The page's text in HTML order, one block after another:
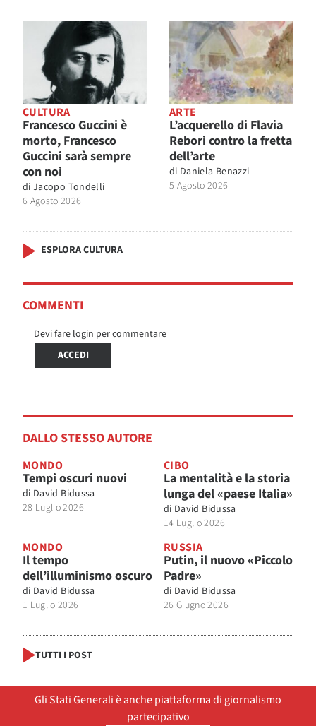
CULTURA
Francesco Guccini è
morto, Francesco
Guccini sarà sempre
con noi
di Jacopo Tondelli
6 Agosto 2026
ARTE
L’acquerello di Flavia
Rebori contro la fretta
dell’arte
di Daniela Benazzi
5 Agosto 2026
ESPLORA CULTURA
COMMENTI
Devi fare login per commentare
ACCEDI
DALLO STESSO AUTORE
MONDO
Tempi oscuri nuovi
di David Bidussa
28 Luglio 2026
CIBO
La mentalità e la storia
lunga del «paese Italia»
di David Bidussa
14 Luglio 2026
MONDO
Il tempo
dell’illuminismo oscuro
di David Bidussa
1 Luglio 2026
RUSSIA
Putin, il nuovo «Piccolo
Padre»
di David Bidussa
26 Giugno 2026
TUTTI I POST
Gli Stati Generali è anche piattaforma di giornalismo
partecipativo